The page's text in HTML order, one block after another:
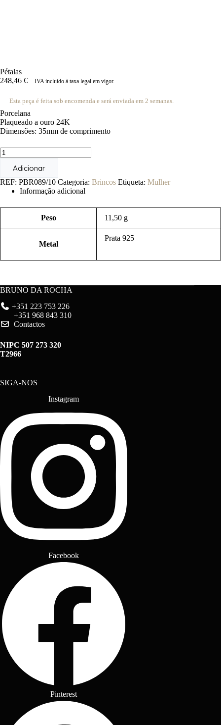
Pétalas
248,46 € IVA incluído à taxa legal em vigor.
Esta peça é feita sob encomenda e será enviada em 2 semanas.
Porcelana
Plaqueado a ouro 24K
Dimensões: 35mm de comprimento
Quantidade
de
PétalasAdicionar
REF: PBR089/10 Categoria: Brincos Etiqueta: Mulher
Informação adicional
Peso 11,50 g
Metal
Prata 925
BRUNO DA ROCHA
+351 223 753 226
+351 968 843 310
Contactos
NIPC 507 273 320
T2966
SIGA-NOS
Instagram
Facebook
Pinterest